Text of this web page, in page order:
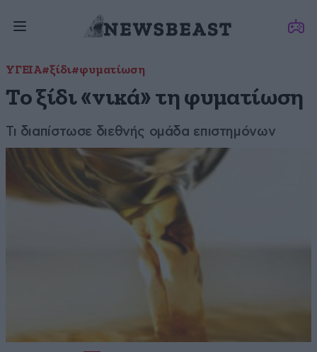
ΥΓΕΙΑ#ξίδι#φυματίωση
Το ξίδι «νικά» τη φυματίωση
Τι διαπίστωσε διεθνής ομάδα επιστημόνων